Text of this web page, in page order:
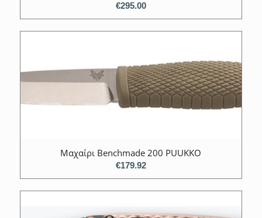
€295.00
Μαχαίρι Benchmade 200 PUUKKO
€179.92